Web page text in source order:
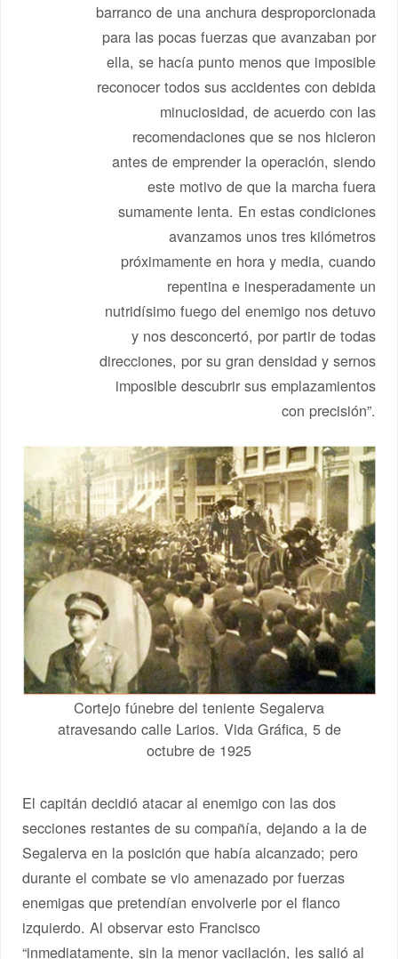
barranco de una anchura desproporcionada
para las pocas fuerzas que avanzaban por
ella, se hacía punto menos que imposible
reconocer todos sus accidentes con debida
minuciosidad, de acuerdo con las
recomendaciones que se nos hicieron
antes de emprender la operación, siendo
este motivo de que la marcha fuera
sumamente lenta. En estas condiciones
avanzamos unos tres kilómetros
próximamente en hora y media, cuando
repentina e inesperadamente un
nutridísimo fuego del enemigo nos detuvo
y nos desconcertó, por partir de todas
direcciones, por su gran densidad y sernos
imposible descubrir sus emplazamientos
con precisión”.
Cortejo fúnebre del teniente Segalerva
atravesando calle Larios. Vida Gráfica, 5 de
octubre de 1925
El capitán decidió atacar al enemigo con las dos
secciones restantes de su compañía, dejando a la de
Segalerva en la posición que había alcanzado; pero
durante el combate se vio amenazado por fuerzas
enemigas que pretendían envolverle por el flanco
izquierdo. Al observar esto Francisco
“inmediatamente, sin la menor vacilación, les salió al